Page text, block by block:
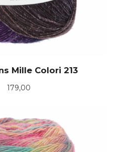
Mille Colori 213
Pris
179,00